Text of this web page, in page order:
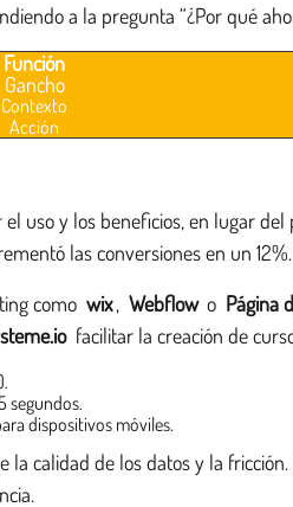
a la pregunta “¿Por qué
Función
Gancho
Contexto
Acción
uso y los beneficios, en lugar
las conversiones en un 12%.
como wix , Webflow o Página
facilitar la creación de
segundos.
dispositivos móviles.
la calidad de los datos y la